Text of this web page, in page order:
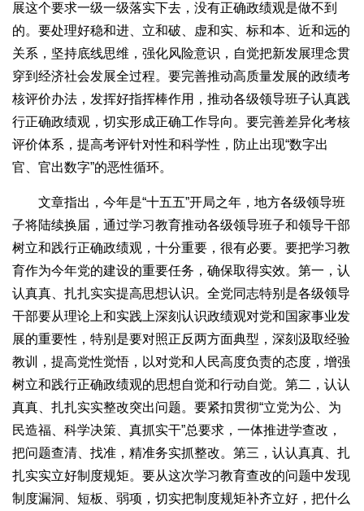
展这个要求一级一级落实下去，没有正确政绩观是做不到
的。要处理好稳和进、立和破、虚和实、标和本、近和远的
关系，坚持底线思维，强化风险意识，自觉把新发展理念贯
穿到经济社会发展全过程。要完善推动高质量发展的政绩考
核评价办法，发挥好指挥棒作用，推动各级领导班子认真践
行正确政绩观，切实形成正确工作导向。要完善差异化考核
评价体系，提高考评针对性和科学性，防止出现“数字出
官、官出数字”的恶性循环。
文章指出，今年是“十五五”开局之年，地方各级领导班
子将陆续换届，通过学习教育推动各级领导班子和领导干部
树立和践行正确政绩观，十分重要，很有必要。要把学习教
育作为今年党的建设的重要任务，确保取得实效。第一，认
认真真、扎扎实实提高思想认识。全党同志特别是各级领导
干部要从理论上和实践上深刻认识政绩观对党和国家事业发
展的重要性，特别是要对照正反两方面典型，深刻汲取经验
教训，提高党性觉悟，以对党和人民高度负责的态度，增强
树立和践行正确政绩观的思想自觉和行动自觉。第二，认认
真真、扎扎实实整改突出问题。要紧扣贯彻“立党为公、为
民造福、科学决策、真抓实干”总要求，一体推进学查改，
把问题查清、找准，精准务实抓整改。第三，认认真真、扎
扎实实立好制度规矩。要从这次学习教育查改的问题中发现
制度漏洞、短板、弱项，切实把制度规矩补齐立好，把什么